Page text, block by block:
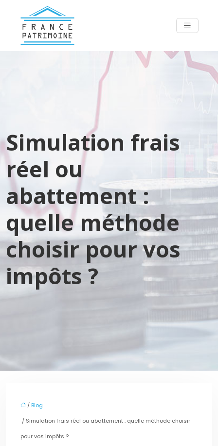
Simulation frais
réel ou
abattement :
quelle méthode
choisir pour vos
impôts ?
/ Blog
/ Simulation frais réel ou abattement : quelle méthode choisir
pour vos impôts ?